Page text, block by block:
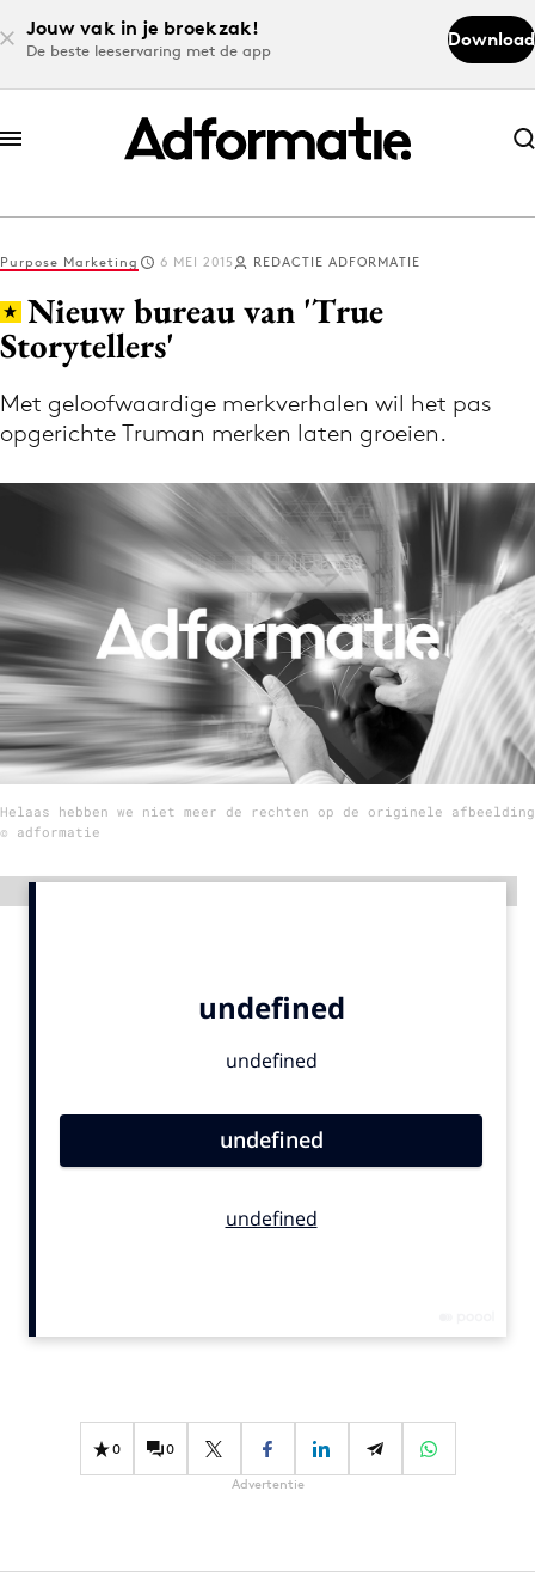
Jouw vak in je broekzak!
De beste leeservaring met de app
Download
Abonneer nu
Abonneer nu
Log in
Volg het laatste nieuws via de Adformatie
Nieuws app
Menu
Home
9 sept: GenAI-training
12 nov: MarketingLive!
Adverteren
Events
Carriere
Design
Diversiteit
Effectiviteit
Purpose Marketing 6 MEI 2015 REDACTIE ADFORMATIE
Nieuw bureau van 'True
Storytellers'
Met geloofwaardige merkverhalen wil het pas
opgerichte Truman merken laten groeien.
Helaas hebben we niet meer de rechten op de originele afbeelding
© adformatie
0 0
Advertentie